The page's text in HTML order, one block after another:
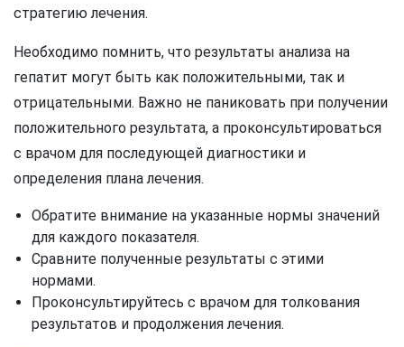
стратегию лечения.
Необходимо помнить, что результаты анализа на
гепатит могут быть как положительными, так и
отрицательными. Важно не паниковать при получении
положительного результата, а проконсультироваться
с врачом для последующей диагностики и
определения плана лечения.
Обратите внимание на указанные нормы значений
для каждого показателя.
Сравните полученные результаты с этими
нормами.
Проконсультируйтесь с врачом для толкования
результатов и продолжения лечения.